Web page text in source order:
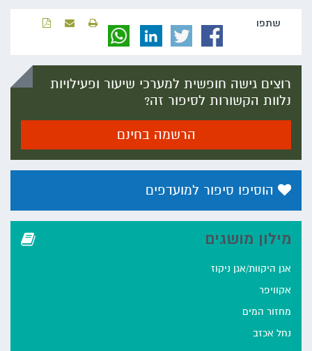
שתפו‬
רוצים גישה חופשית למערכי שיעור ופעילויות
נלוות הקשורות לסיפור זה?
הרשמה בחינם
הוסיפו סיפור למועדפים
מילון מושגים
אגן היקוות/אגן ניקוז
אקוויפר
מחזור המים
נחל אכזב